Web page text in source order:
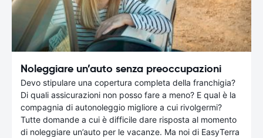
Noleggiare un’auto senza preoccupazioni
Devo stipulare una copertura completa della franchigia?
Di quali assicurazioni non posso fare a meno? E qual è la
compagnia di autonoleggio migliore a cui rivolgermi?
Tutte domande a cui è difficile dare risposta al momento
di noleggiare un’auto per le vacanze. Ma noi di EasyTerra